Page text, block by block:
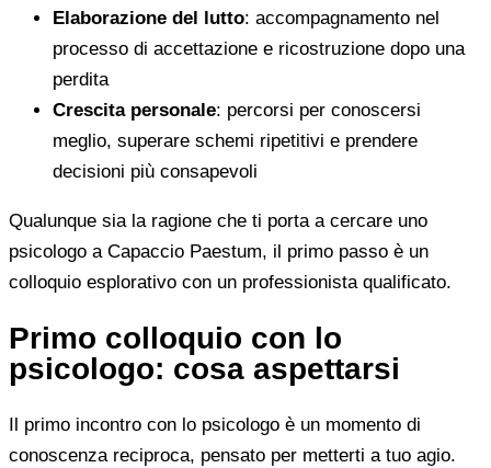
Elaborazione del lutto: accompagnamento nel
processo di accettazione e ricostruzione dopo una
perdita
Crescita personale: percorsi per conoscersi
meglio, superare schemi ripetitivi e prendere
decisioni più consapevoli
Qualunque sia la ragione che ti porta a cercare uno
psicologo a Capaccio Paestum, il primo passo è un
colloquio esplorativo con un professionista qualificato.
Primo colloquio con lo
psicologo: cosa aspettarsi
Il primo incontro con lo psicologo è un momento di
conoscenza reciproca, pensato per metterti a tuo agio.